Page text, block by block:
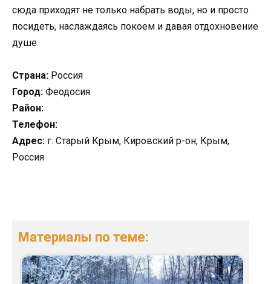
сюда приходят не только набрать воды, но и просто
посидеть, наслаждаясь покоем и давая отдохновение
душе.
Страна: Россия
Город: Феодосия
Район:
Телефон:
Адрес: г. Старый Крым, Кировский р-он, Крым,
Россия
Материалы по теме: